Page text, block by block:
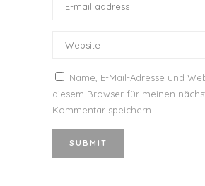
Name, E-Mail-Adresse und
diesem Browser für meinen
Kommentar speichern.